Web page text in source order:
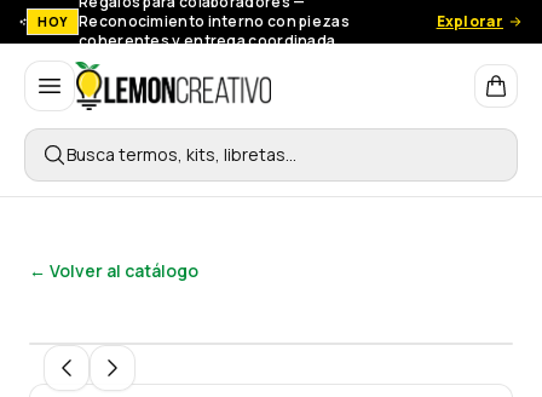
HOY
Reconocimiento interno con piezas
coherentes y entrega coordinada.
Explorar
Lemon Creativo
Busca termos, kits, libretas…
← Volver al catálogo